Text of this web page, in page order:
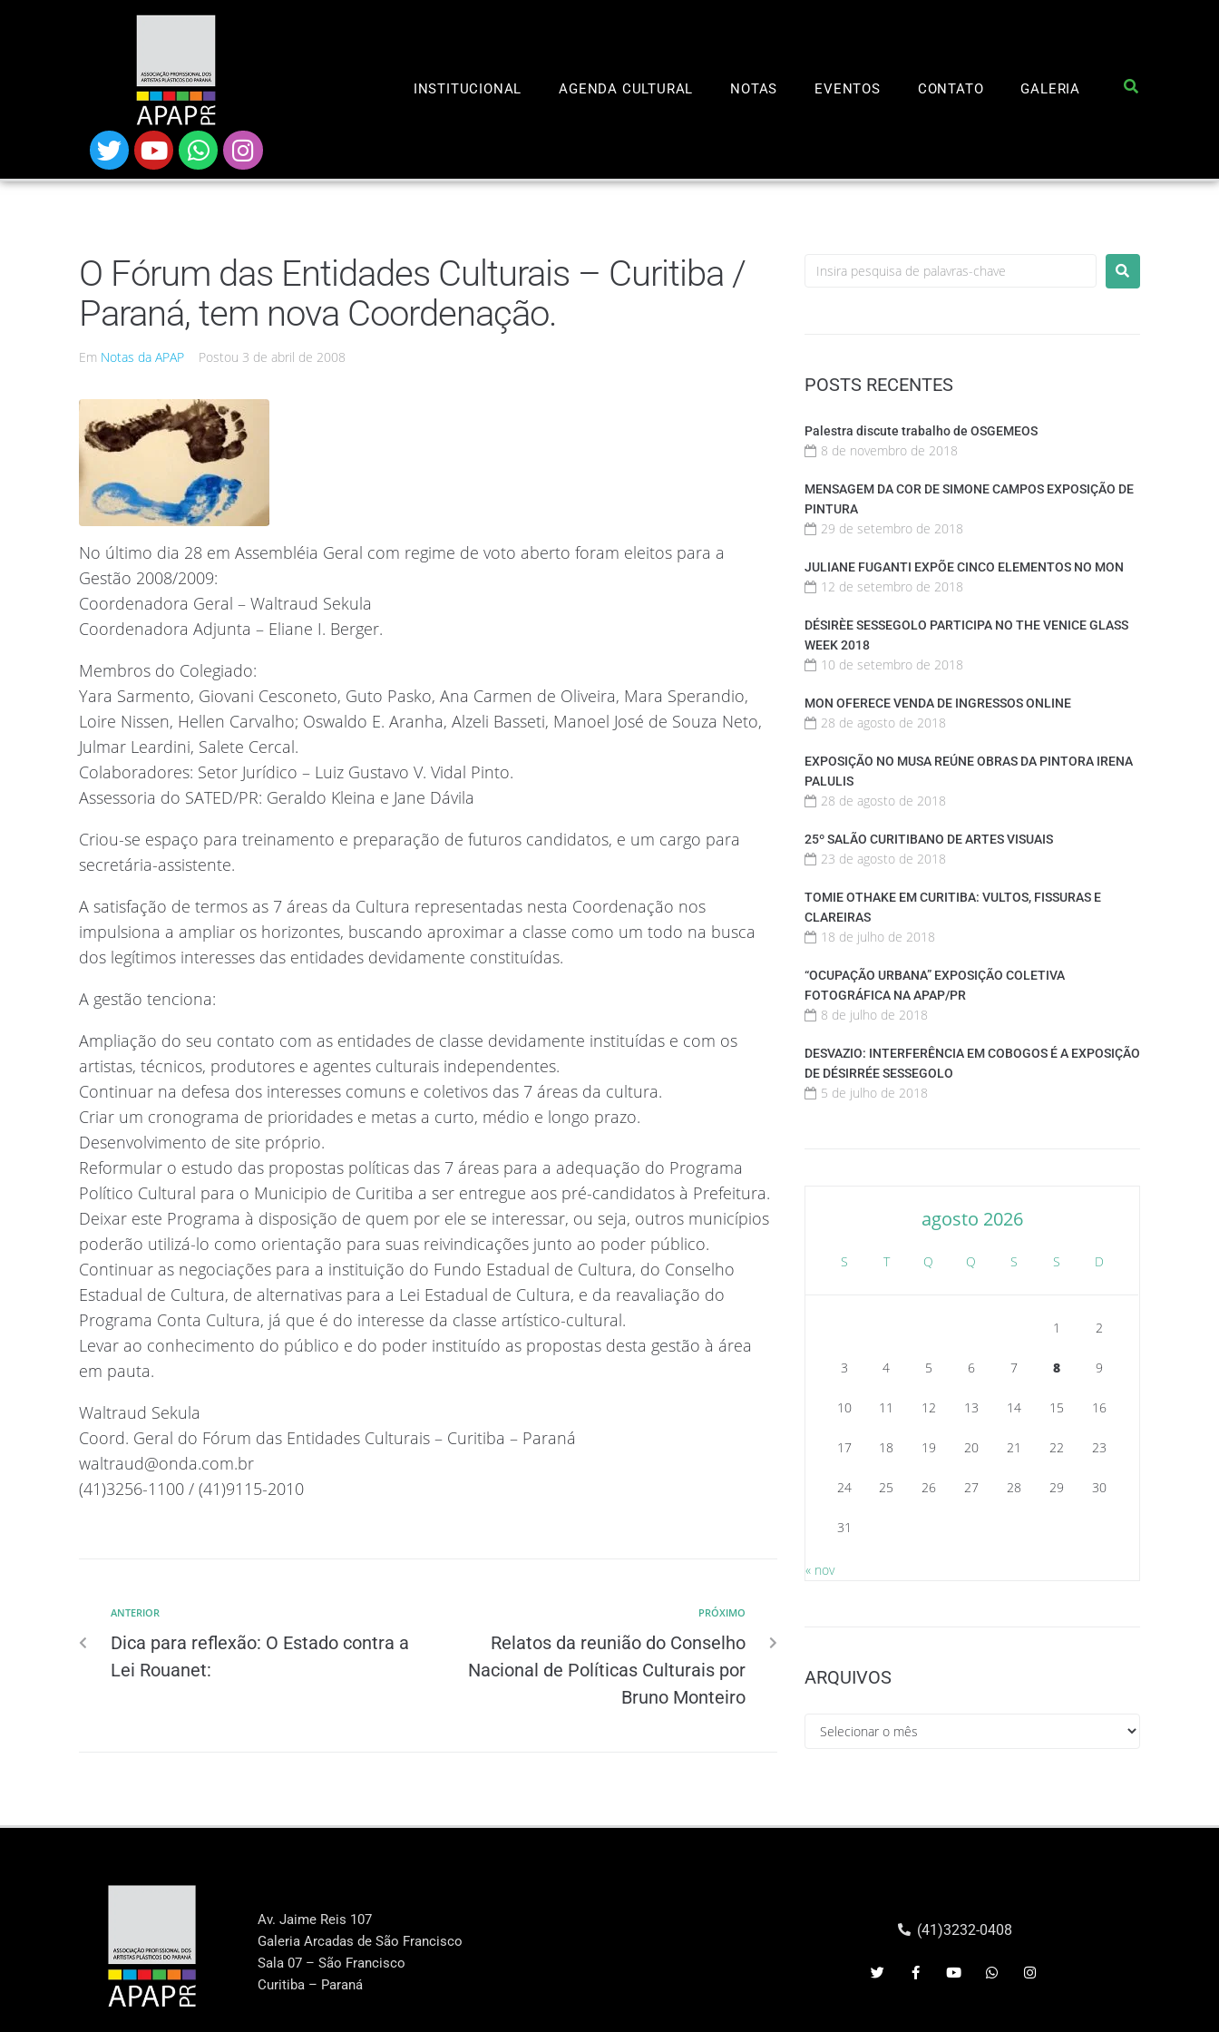
INSTITUCIONAL AGENDA CULTURAL NOTAS EVENTOS CONTATO GALERIA
O Fórum das Entidades Culturais – Curitiba /
Paraná, tem nova Coordenação.
Em Notas da APAP Postou 3 de abril de 2008
No último dia 28 em Assembléia Geral com regime de voto aberto foram eleitos para a
Gestão 2008/2009:
Coordenadora Geral – Waltraud Sekula
Coordenadora Adjunta – Eliane I. Berger.
Membros do Colegiado:
Yara Sarmento, Giovani Cesconeto, Guto Pasko, Ana Carmen de Oliveira, Mara Sperandio,
Loire Nissen, Hellen Carvalho; Oswaldo E. Aranha, Alzeli Basseti, Manoel José de Souza Neto,
Julmar Leardini, Salete Cercal.
Colaboradores: Setor Jurídico – Luiz Gustavo V. Vidal Pinto.
Assessoria do SATED/PR: Geraldo Kleina e Jane Dávila
Criou-se espaço para treinamento e preparação de futuros candidatos, e um cargo para
secretária-assistente.
A satisfação de termos as 7 áreas da Cultura representadas nesta Coordenação nos
impulsiona a ampliar os horizontes, buscando aproximar a classe como um todo na busca
dos legítimos interesses das entidades devidamente constituídas.
A gestão tenciona:
Ampliação do seu contato com as entidades de classe devidamente instituídas e com os
artistas, técnicos, produtores e agentes culturais independentes.
Continuar na defesa dos interesses comuns e coletivos das 7 áreas da cultura.
Criar um cronograma de prioridades e metas a curto, médio e longo prazo.
Desenvolvimento de site próprio.
Reformular o estudo das propostas políticas das 7 áreas para a adequação do Programa
Político Cultural para o Municipio de Curitiba a ser entregue aos pré-candidatos à Prefeitura.
Deixar este Programa à disposição de quem por ele se interessar, ou seja, outros municípios
poderão utilizá-lo como orientação para suas reivindicações junto ao poder público.
Continuar as negociações para a instituição do Fundo Estadual de Cultura, do Conselho
Estadual de Cultura, de alternativas para a Lei Estadual de Cultura, e da reavaliação do
Programa Conta Cultura, já que é do interesse da classe artístico-cultural.
Levar ao conhecimento do público e do poder instituído as propostas desta gestão à área
em pauta.
Waltraud Sekula
Coord. Geral do Fórum das Entidades Culturais – Curitiba – Paraná
waltraud@onda.com.br
(41)3256-1100 / (41)9115-2010
ANTERIOR
Dica para reflexão: O Estado contra a
Lei Rouanet:
PRÓXIMO
Relatos da reunião do Conselho
Nacional de Políticas Culturais por
Bruno Monteiro
POSTS RECENTES
Palestra discute trabalho de OSGEMEOS
8 de novembro de 2018
MENSAGEM DA COR DE SIMONE CAMPOS EXPOSIÇÃO DE
PINTURA
29 de setembro de 2018
JULIANE FUGANTI EXPÕE CINCO ELEMENTOS NO MON
12 de setembro de 2018
DÉSIRÈE SESSEGOLO PARTICIPA NO THE VENICE GLASS
WEEK 2018
10 de setembro de 2018
MON OFERECE VENDA DE INGRESSOS ONLINE
28 de agosto de 2018
EXPOSIÇÃO NO MUSA REÚNE OBRAS DA PINTORA IRENA
PALULIS
28 de agosto de 2018
25º SALÃO CURITIBANO DE ARTES VISUAIS
23 de agosto de 2018
TOMIE OTHAKE EM CURITIBA: VULTOS, FISSURAS E
CLAREIRAS
18 de julho de 2018
“OCUPAÇÃO URBANA” EXPOSIÇÃO COLETIVA
FOTOGRÁFICA NA APAP/PR
8 de julho de 2018
DESVAZIO: INTERFERÊNCIA EM COBOGOS É A EXPOSIÇÃO
DE DÉSIRRÉE SESSEGOLO
5 de julho de 2018
agosto 2026
S T Q Q S S D
1 2
3 4 5 6 7 8 9
10 11 12 13 14 15 16
17 18 19 20 21 22 23
24 25 26 27 28 29 30
31
« nov
ARQUIVOS
Av. Jaime Reis 107
Galeria Arcadas de São Francisco
Sala 07 – São Francisco
Curitiba – Paraná
(41)3232-0408